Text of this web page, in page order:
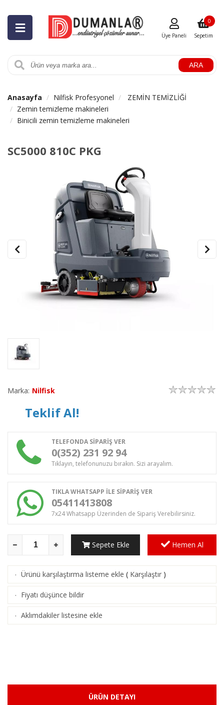
ARA
Üye Paneli Sepetim
0
Anasayfa Nilfisk Profesyonel
ZEMİN TEMİZLİĞİ
Zemin temizleme makineleri
Binicili zemin temizleme makineleri
SC5000 810C PKG
Marka: Nilfisk
Teklif Al!
TELEFONDA SİPARİŞ VER
0(352) 231 92 94
Tıklayın, telefonunuzu bırakın. Sizi arayalım.
TIKLA WHATSAPP İLE SİPARİŞ VER
05411413808
7x24 Whatsapp Üzerinden de Sipariş Verebilirsiniz.
Sepete Ekle Hemen Al
· Ürünü karşılaştırma listeme ekle ( Karşılaştır )
· Fiyatı düşünce bildir
· Aklımdakiler listesine ekle
ÜRÜN DETAYI